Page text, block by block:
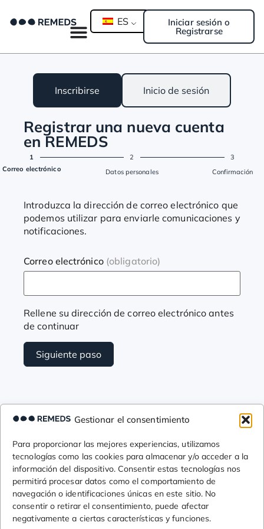
Gestionar el consentimiento
Para proporcionar las mejores experiencias, utilizamos
tecnologías como las cookies para almacenar y/o acceder a la
información del dispositivo. Consentir estas tecnologías nos
permitirá procesar datos como el comportamiento de
navegación o identificaciones únicas en este sitio. No
consentir o retirar el consentimiento, puede afectar
negativamente a ciertas características y funciones.
ES Iniciar sesión o
Registrarse
Inscribirse Inicio de sesión
Registrar una nueva cuenta
en REMEDS
1
Correo electrónico
2
Datos personales
3
Confirmación
Introduzca la dirección de correo electrónico que
podemos utilizar para enviarle comunicaciones y
notificaciones.
Correo electrónico (obligatorio)
Rellene su dirección de correo electrónico antes
de continuar
Siguiente paso